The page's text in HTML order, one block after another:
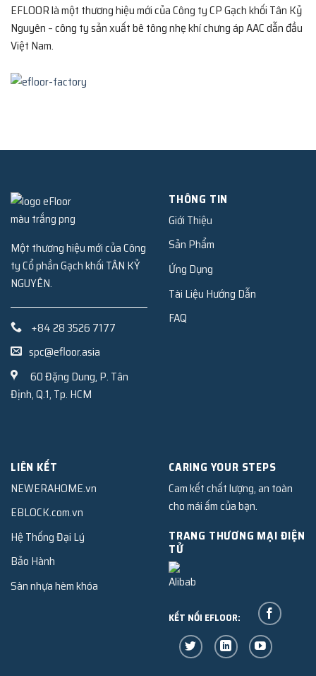
EFLOOR là một thương hiệu mới của Công ty CP Gạch khối Tân Kỷ
Nguyên – công ty sản xuất bê tông nhẹ khí chưng áp AAC dẫn đầu
Việt Nam.
Một thương hiệu mới của Công
ty Cổ phần Gạch khối TÂN KỶ
NGUYÊN.
+84 28 3526 7177
spc@efloor.asia
60 Đặng Dung, P. Tân
Định, Q.1, Tp. HCM
THÔNG TIN
Giới Thiệu
Sản Phẩm
Ứng Dụng
Tài Liệu Hướng Dẫn
FAQ
LIÊN KẾT
NEWERAHOME.vn
EBLOCK.com.vn
Hệ Thống Đại Lý
Bảo Hành
Sàn nhựa hèm khóa
CARING YOUR STEPS
Cam kết chất lượng, an toàn
cho mái ấm của bạn.
TRANG THƯƠNG MẠI ĐIỆN
TỬ
KẾT NỐI EFLOOR: